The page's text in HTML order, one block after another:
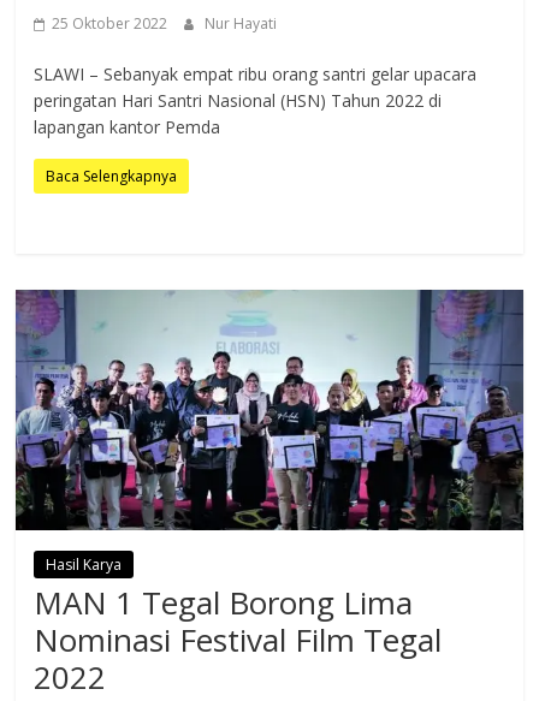
25 Oktober 2022 Nur Hayati
SLAWI – Sebanyak empat ribu orang santri gelar upacara
peringatan Hari Santri Nasional (HSN) Tahun 2022 di
lapangan kantor Pemda
Baca Selengkapnya
Hasil Karya
MAN 1 Tegal Borong Lima
Nominasi Festival Film Tegal
2022